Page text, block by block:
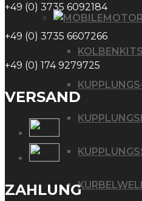
KOLBENKITS
+49 (0) 3735 6092184
+49 (0) 3735 6607266
+49 (0) 174 9279725
VERSAND
ZAHLUNG